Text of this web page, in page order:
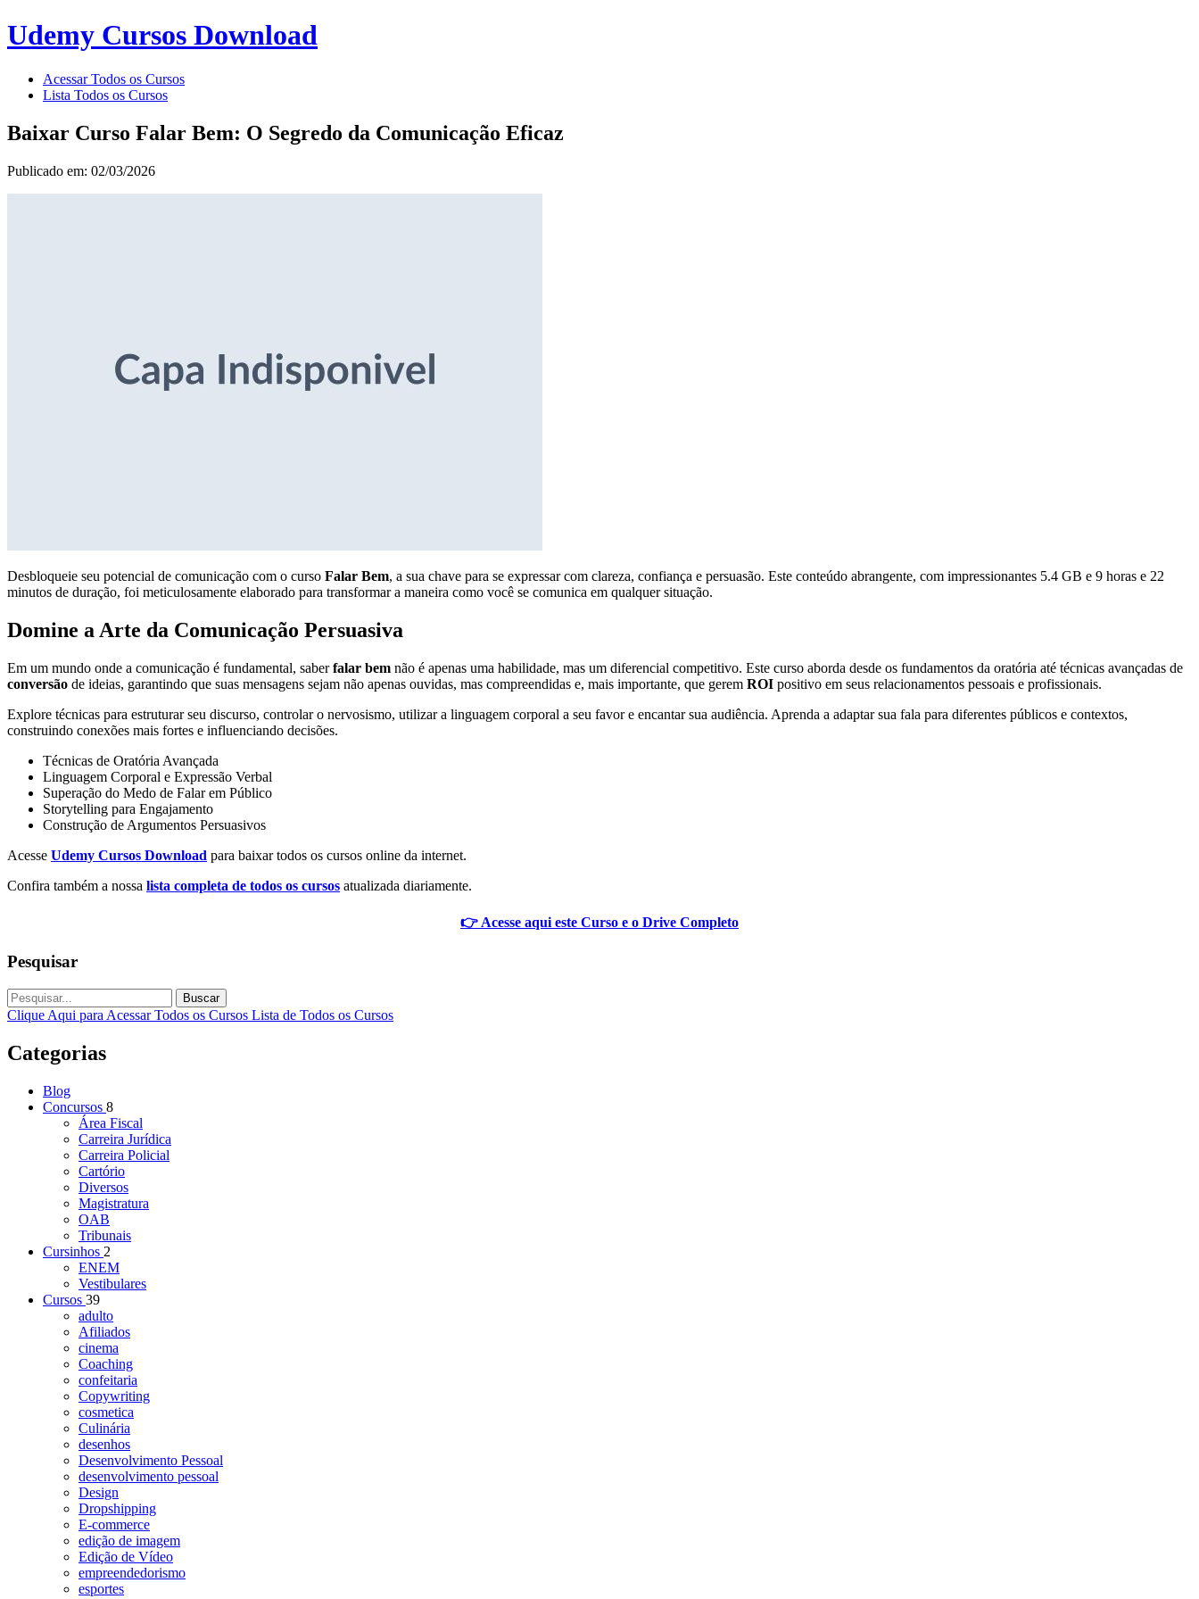
Udemy Cursos Download
Acessar Todos os Cursos
Lista Todos os Cursos
Baixar Curso Falar Bem: O Segredo da Comunicação Eficaz
Publicado em: 02/03/2026
Desbloqueie seu potencial de comunicação com o curso Falar Bem, a sua chave para se expressar com clareza, confiança e persuasão. Este conteúdo abrangente, com impressionantes 5.4 GB e 9 horas e 22
minutos de duração, foi meticulosamente elaborado para transformar a maneira como você se comunica em qualquer situação.
Domine a Arte da Comunicação Persuasiva
Em um mundo onde a comunicação é fundamental, saberfalar bem não é apenas uma habilidade, mas um diferencial competitivo. Este curso aborda desde os fundamentos da oratória até técnicas avançadas de
conversão de ideias, garantindo que suas mensagens sejam não apenas ouvidas, mas compreendidas e, mais importante, que gerem ROI positivo em seus relacionamentos pessoais e profissionais.
Explore técnicas para estruturar seu discurso, controlar o nervosismo, utilizar a linguagem corporal a seu favor e encantar sua audiência. Aprenda a adaptar sua fala para diferentes públicos e contextos,
construindo conexões mais fortes e influenciando decisões.
Técnicas de Oratória Avançada
Linguagem Corporal e Expressão Verbal
Superação do Medo de Falar em Público
Storytelling para Engajamento
Construção de Argumentos Persuasivos
Acesse Udemy Cursos Download para baixar todos os cursos online da internet.
Confira também a nossa lista completa de todos os cursos atualizada diariamente.
👉 Acesse aqui este Curso e o Drive Completo
Pesquisar
Buscar
Clique Aqui para Acessar Todos os Cursos Lista de Todos os Cursos
Categorias
Blog
Concursos 8
Área Fiscal
Carreira Jurídica
Carreira Policial
Cartório
Diversos
Magistratura
OAB
Tribunais
Cursinhos 2
ENEM
Vestibulares
Cursos 39
adulto
Afiliados
cinema
Coaching
confeitaria
Copywriting
cosmetica
Culinária
desenhos
Desenvolvimento Pessoal
desenvolvimento pessoal
Design
Dropshipping
E-commerce
edição de imagem
Edição de Vídeo
empreendedorismo
esportes